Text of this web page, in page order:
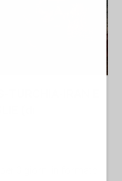
TURCHIA-IRAN E
(di